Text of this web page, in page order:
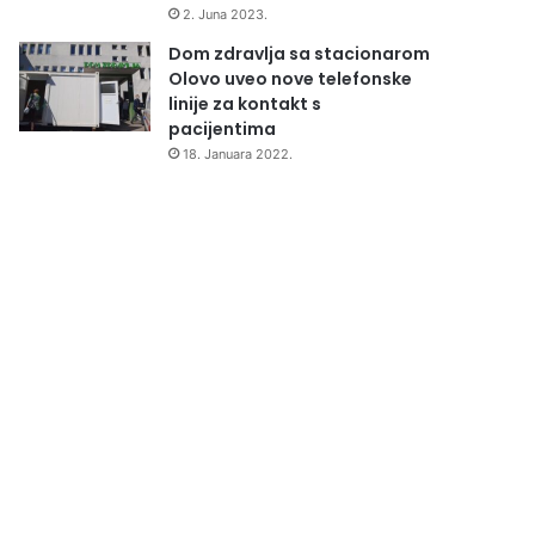
2. Juna 2023.
Dom zdravlja sa stacionarom
Olovo uveo nove telefonske
linije za kontakt s
pacijentima
18. Januara 2022.